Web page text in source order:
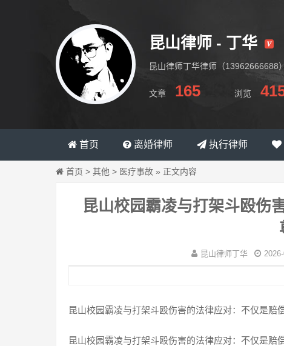
昆山律师 - 丁华
昆山律师丁华律师（13962666688
文章 165 浏览
首页 离婚律师 执行律师
首页 > 其他 > 医疗事故 » 正文内容
昆山校园霸凌与打架斗殴伤
昆山律师丁华
昆山校园霸凌与打架斗殴伤害的法律应对：不仅是赔
昆山校园霸凌与打架斗殴伤害的法律应对：不仅是赔